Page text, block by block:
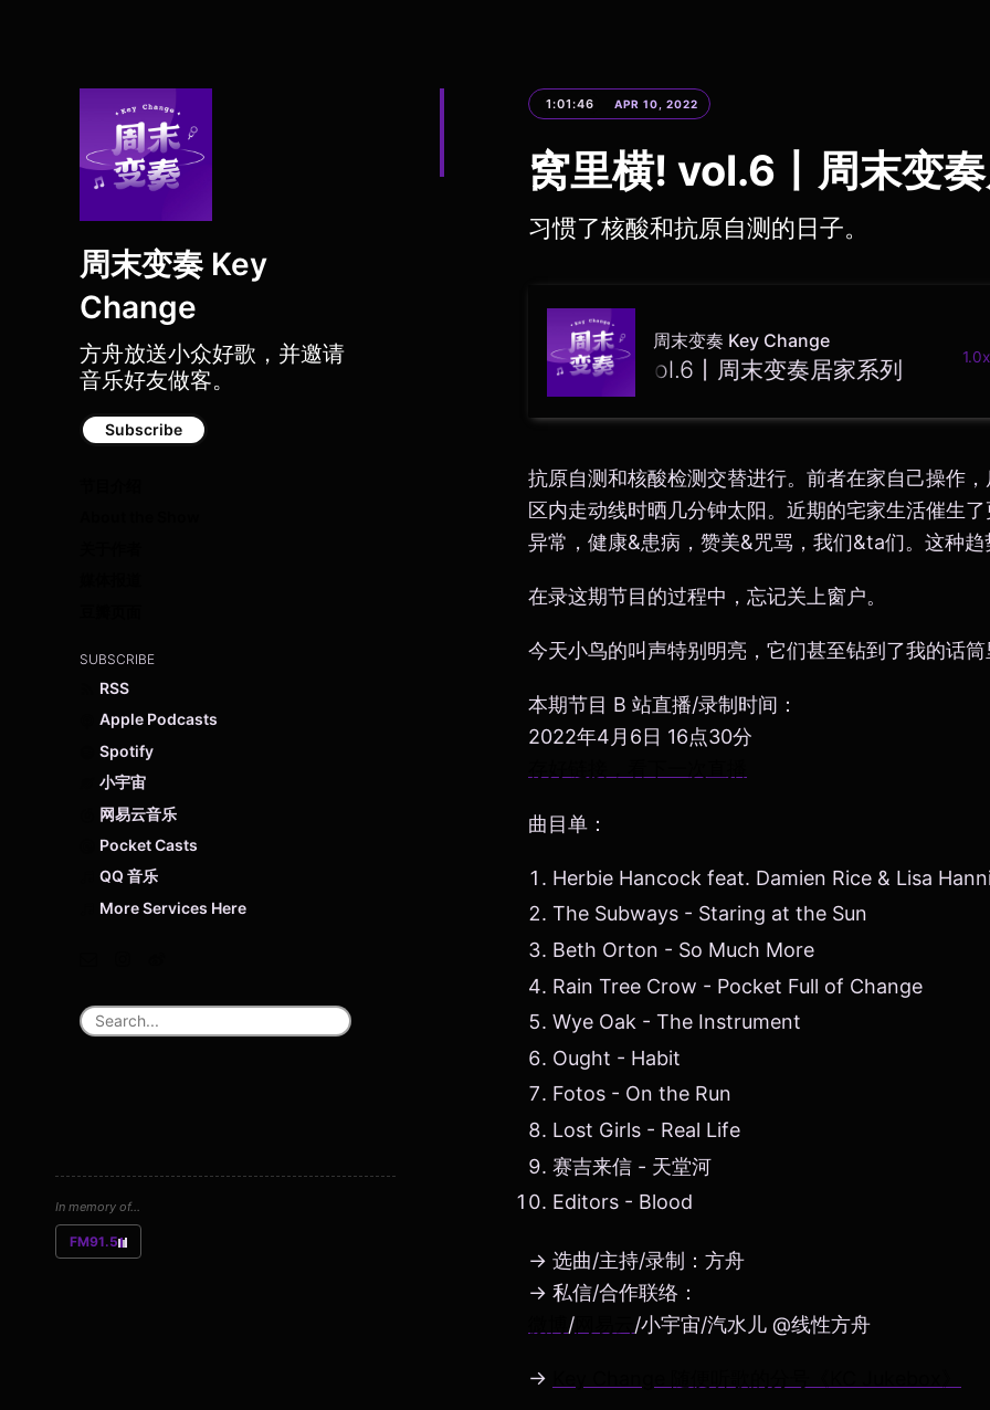
周末变奏 Key
Change
方舟放送小众好歌，并邀请
音乐好友做客。
Subscribe
SUBSCRIBE
RSS
Apple Podcasts
Spotify
小宇宙
网易云音乐
Pocket Casts
QQ 音乐
More Services Here
In memory of...
FM91.5
1:01:46 APR 10, 2022
窝里横! vol.6丨周末变
习惯了核酸和抗原自测的日子。
周末变奏 Key Change
窝里横! vol.6丨周末变奏居家系列 1.0x
抗原自测和核酸检测交替进行。前者在家自己操作
区内走动线时晒几分钟太阳。近期的宅家生活催生
异常，健康&患病，赞美&咒骂，我们&ta们。这种
在录这期节目的过程中，忘记关上窗户。
今天小鸟的叫声特别明亮，它们甚至钻到了我的话
本期节目 B 站直播/录制时间：
2022年4月6日 16点30分
曲目单：
Herbie Hancock feat. Damien Rice & Lisa
The Subways - Staring at the Sun
Beth Orton - So Much More
Rain Tree Crow - Pocket Full of Change
Wye Oak - The Instrument
Ought - Habit
Fotos - On the Run
Lost Girls - Real Life
赛吉来信 - 天堂河
Editors - Blood
→ 选曲/主持/录制：方舟
→ 私信/合作联络：
/ /小宇宙/汽水儿 @线性方舟
→